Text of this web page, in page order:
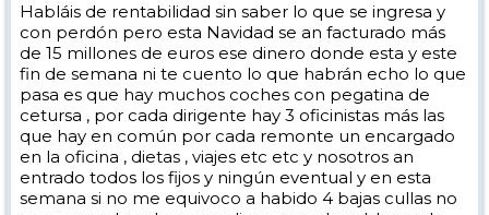
Habláis de rentabilidad sin saber lo que se ingresa y
con perdón pero esta Navidad se an facturado más
de 15 millones de euros ese dinero donde esta y este
fin de semana ni te cuento lo que habrán echo lo que
pasa es que hay muchos coches con pegatina de
cetursa , por cada dirigente hay 3 oficinistas más las
que hay en común por cada remonte un encargado
en la oficina , dietas , viajes etc etc y nosotros an
entrado todos los fijos y ningún eventual y en esta
semana si no me equivoco a habido 4 bajas cullas no